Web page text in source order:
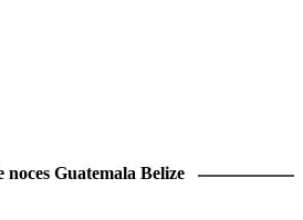
noces Guatemala Belize